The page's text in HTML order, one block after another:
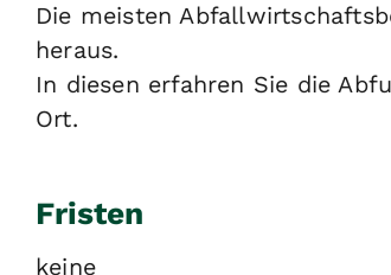
Die meisten
heraus.
In diesen erfahren Sie die
Ort.
Fristen
keine